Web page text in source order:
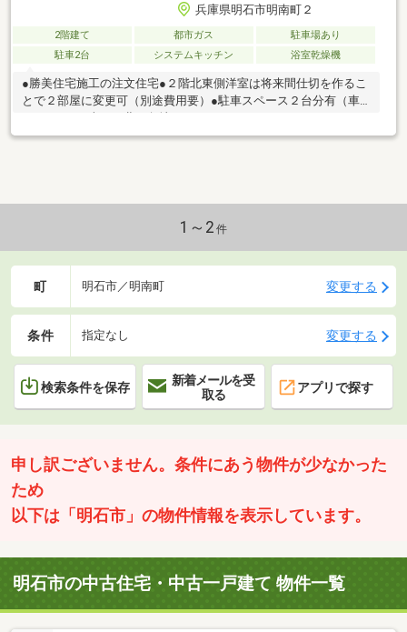
兵庫県明石市明南町２
2階建て 都市ガス
駐車場あり
駐車2台
システムキッチン 浴室乾燥機
●勝美住宅施工の注文住宅●２階北東側洋室は将来間仕切を作るこ
とで２部屋に変更可（別途費用要）●駐車スペース２台分有（車
1～2 件
町 明石市／明南町 変更する
条件 指定なし 変更する
検索条件を保存
新着メールを受
取る
アプリで探す
申し訳ございません。条件にあう物件が少なかった
ため
以下は「明石市」の物件情報を表示しています。
明石市の中古住宅・中古一戸建て 物件一覧